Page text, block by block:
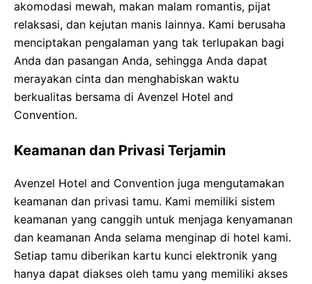
akomodasi mewah, makan malam romantis, pijat
relaksasi, dan kejutan manis lainnya. Kami berusaha
menciptakan pengalaman yang tak terlupakan bagi
Anda dan pasangan Anda, sehingga Anda dapat
merayakan cinta dan menghabiskan waktu
berkualitas bersama di Avenzel Hotel and
Convention.
Keamanan dan Privasi Terjamin
Avenzel Hotel and Convention juga mengutamakan
keamanan dan privasi tamu. Kami memiliki sistem
keamanan yang canggih untuk menjaga kenyamanan
dan keamanan Anda selama menginap di hotel kami.
Setiap tamu diberikan kartu kunci elektronik yang
hanya dapat diakses oleh tamu yang memiliki akses